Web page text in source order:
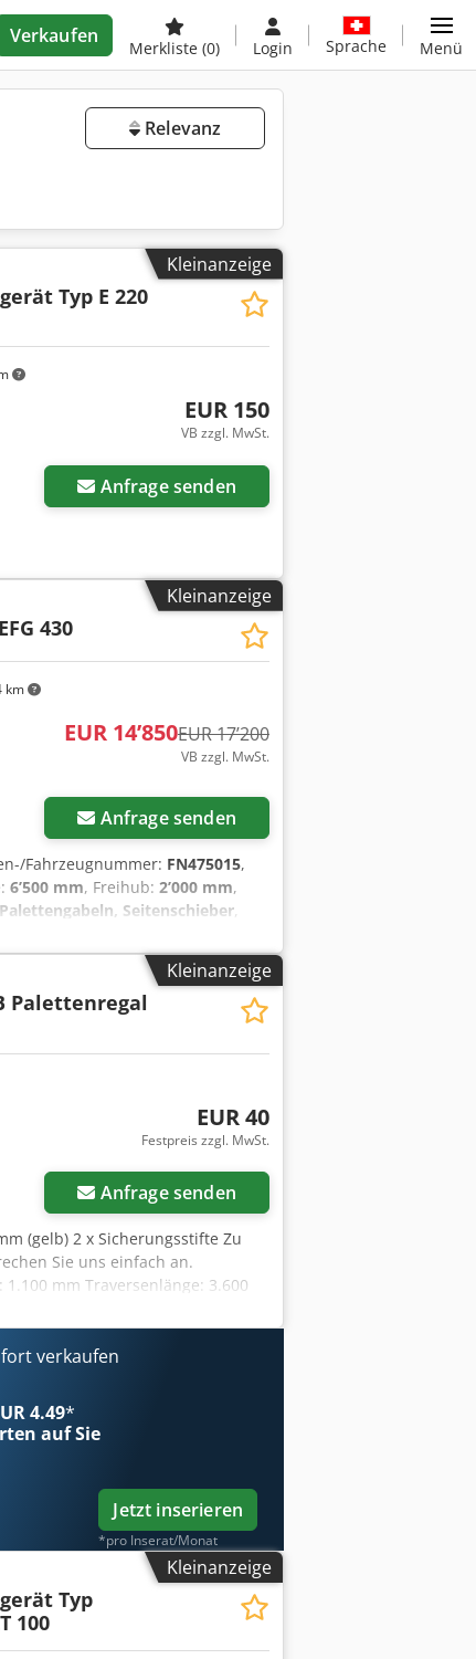
Verkaufen
Merkliste (0) Login Sprache Menü
Relevanz
Kleinanzeige
Mehr Bilder anfragen
Typ E 220
EUR 150
VB zzgl. MwSt.
Anfrage senden
Kleinanzeige
km
430
EUR 14’850EUR 17’200
VB zzgl. MwSt.
Anfrage senden
Fahrzeugnummer: FN475015,
6’500 mm, Freihub: 2’000 mm,
Seitenschieber,
Crsdpeyalufofx Amvef
Kleinanzeige
Palettenregal
EUR 40
Festpreis zzgl. MwSt.
Anfrage senden
(gelb) 2 x Sicherungsstifte Zu
Sie uns einfach an.
mm Traversenlänge: 3.600
Tiefenstege
& Lieferbedingungen
Express-Zustellung über
Sämtliche Angebote sind
Die Ware bleibt bis zur
und Verarbeitungsverbot). -
Gebraucht- und IIa-Ware
Herstellergarantien.
verkaufen
4.49*
auf Sie
Jetzt inserieren
*pro Inserat/Monat
Kleinanzeige
Typ
100